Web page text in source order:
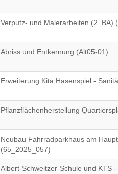
Verputz- und Malerarbeiten (2. BA)
Abriss und Entkernung (Alt05-01)
Erweiterung Kita Hasenspiel -
Pflanzflächenherstellung
Neubau Fahrradparkhaus am
(65_2025_057)
Albert-Schweitzer-Schule und KTS